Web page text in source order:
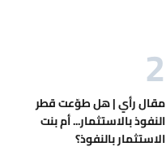
مقال رأي | هل طوّعت قطر
النفوذ بالاستثمار... أم بنت
الاستثمار بالنفوذ؟